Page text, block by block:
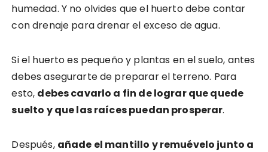
humedad. Y no olvides que el huerto debe contar
con drenaje para drenar el exceso de agua.
Si el huerto es pequeño y plantas en el suelo, antes
debes asegurarte de preparar el terreno. Para
esto, debes cavarlo a fin de lograr que quede
suelto y que las raíces puedan prosperar.
Después, añade el mantillo y remuévelo junto a